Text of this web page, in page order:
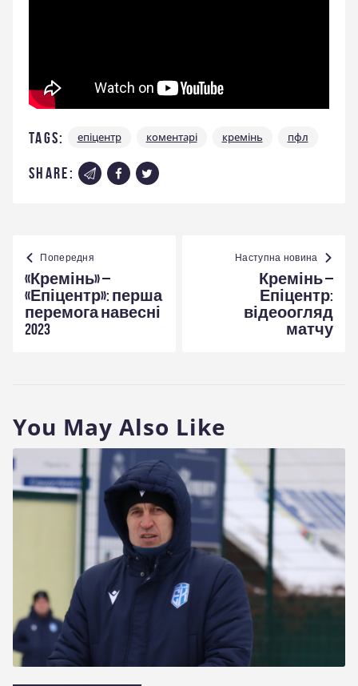
Tags: епіцентр коментарі кремінь пфл
share:
Навігація
записів
Попередня
«Кремінь» –
«Епіцентр»: перша
перемога навесні
2023
Наступна новина
Кремінь –
Епіцентр:
відеоогляд
матчу
You May Also Like